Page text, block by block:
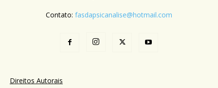
Contato: fasdapsicanalise@hotmail.com
Direitos Autorais